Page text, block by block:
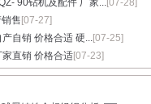
90钻机及配件 厂家...[07-28]
售 [07-27]
自销 价格合适 硬...[07-25]
直销 价格合适[07-23]